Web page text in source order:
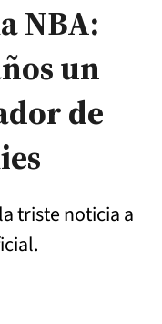
NBA:
un
de
triste noticia a